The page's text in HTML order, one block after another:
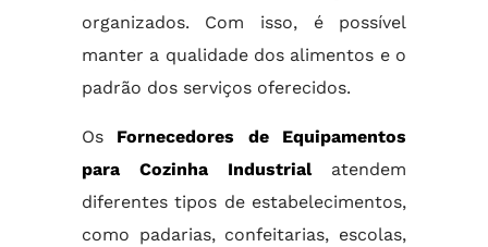
organizados. Com isso, é possível
manter a qualidade dos alimentos e o
padrão dos serviços oferecidos.
Os Fornecedores de Equipamentos
para Cozinha Industrialatendem
diferentes tipos de estabelecimentos,
como padarias, confeitarias, escolas,